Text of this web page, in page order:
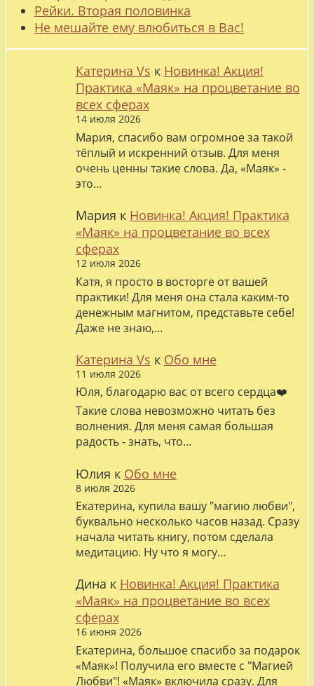
Рейки. Вторая половинка
Не мешайте ему влюбиться в Вас!
Катерина Vs к Новинка! Акция!
Практика «Маяк» на процветание во
всех сферах
14 июля 2026
Мария, спасибо вам огромное за такой
тёплый и искренний отзыв. Для меня
очень ценны такие слова. Да, «Маяк» -
это…
Мария к Новинка! Акция! Практика
«Маяк» на процветание во всех
сферах
12 июля 2026
Катя, я просто в восторге от вашей
практики! Для меня она стала каким-то
денежным магнитом, представьте себе!
Даже не знаю,…
Катерина Vs к Обо мне
11 июля 2026
Юля, благодарю вас от всего сердца❤️
Такие слова невозможно читать без
волнения. Для меня самая большая
радость - знать, что…
Юлия к Обо мне
8 июля 2026
Екатерина, купила вашу "магию любви",
буквально несколько часов назад. Сразу
начала читать книгу, потом сделала
медитацию. Ну что я могу…
Дина к Новинка! Акция! Практика
«Маяк» на процветание во всех
сферах
16 июня 2026
Екатерина, большое спасибо за подарок
«Маяк»! Получила его вместе с "Магией
Любви"! «Маяк» включила сразу. Для